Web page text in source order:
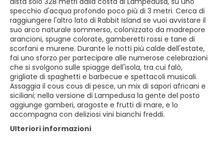
specchio d'acqua profondo poco più di 3 metri. Cerca di
raggiungere l'altro lato di Rabbit Island se vuoi avvistare il
suo arco naturale sommerso, colonizzato da madrepore
arancioni, spugne colorate, gamberetti rossi e tane di
scorfani e murene. Durante le notti più calde dell'estate,
fai uno sforzo per partecipare alle numerose celebrazioni
che si svolgono sulle spiagge dell'isola, tra cui falò,
grigliate di spaghetti e barbecue e spettacoli musicali.
Assaggia il cous cous di pesce, un mix di sapori africani e
siciliani; nella versione di Lampedusa la gente del posto
aggiunge gamberi, aragoste e frutti di mare, e lo
accompagna con deliziosi vini bianchi freddi.
Ulteriori informazioni